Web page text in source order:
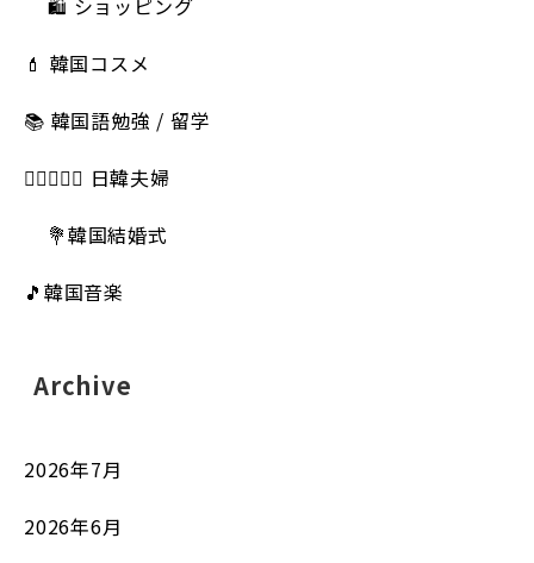
🛍️ ショッピング
💄 韓国コスメ
📚 韓国語勉強 / 留学
👩🏻‍❤️‍👨🏻 日韓夫婦
💐韓国結婚式
🎵韓国音楽
Archive
2026年7月
2026年6月